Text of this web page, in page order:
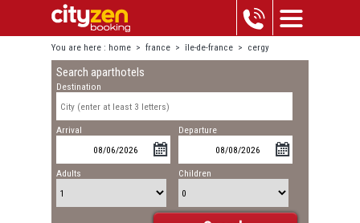
You are here : home > france > île-de-france > cergy
Search aparthotels
Destination
Arrival Departure
Adults Children